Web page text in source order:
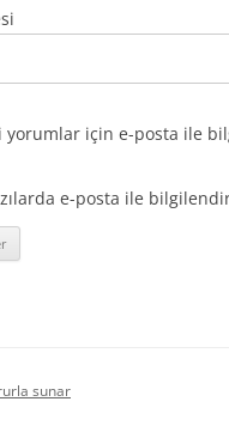
yorumlar için e-posta ile
e-posta ile
sunar